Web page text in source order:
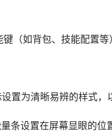
（如背包、技能配置
置为清晰易辨的样式，
条设置在屏幕显眼的